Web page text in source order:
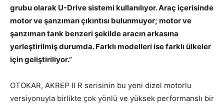
grubu olarak U-Drive sistemi kullanılıyor. Araç içerisinde
motor ve şanzıman çıkıntısı bulunmuyor; motor ve
şanzıman tank benzeri şekilde aracın arkasına
yerleştirilmiş durumda. Farklı modelleri ise farklı ülkeler
için geliştiriliyor.”
OTOKAR, AKREP II R serisinin bu yeni dizel motorlu
versiyonuyla birlikte çok yönlü ve yüksek performanslı bir